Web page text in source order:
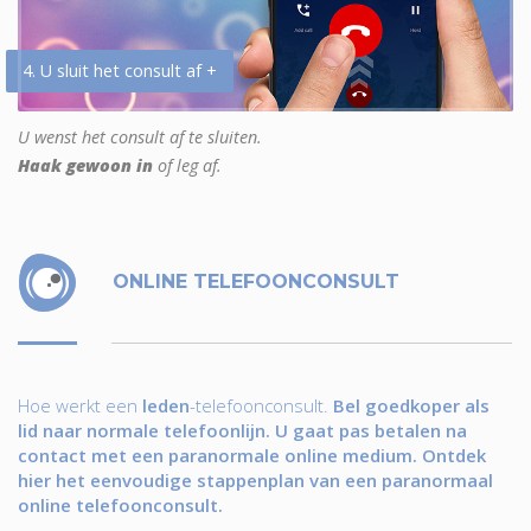
4. U sluit het consult af +
U wenst het consult af te sluiten.
Haak gewoon in of leg af.
ONLINE TELEFOONCONSULT
Hoe werkt een leden-telefoonconsult. Bel goedkoper als
lid naar normale telefoonlijn. U gaat pas betalen na
contact met een paranormale online medium. Ontdek
hier het eenvoudige stappenplan van een paranormaal
online telefoonconsult.